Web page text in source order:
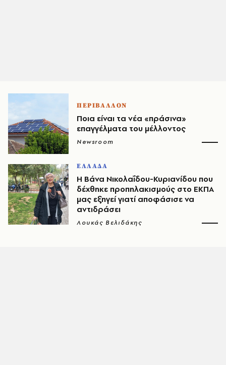
ΠΕΡΙΒΑΛΛΟΝ
Ποια είναι τα νέα «πράσινα»
επαγγέλματα του μέλλοντος
Newsroom
ΕΛΛΑΔΑ
Η Βάνα Νικολαΐδου-Κυριανίδου που
δέχθηκε προπηλακισμούς στο ΕΚΠΑ
μας εξηγεί γιατί αποφάσισε να
αντιδράσει
Λουκάς Βελιδάκης